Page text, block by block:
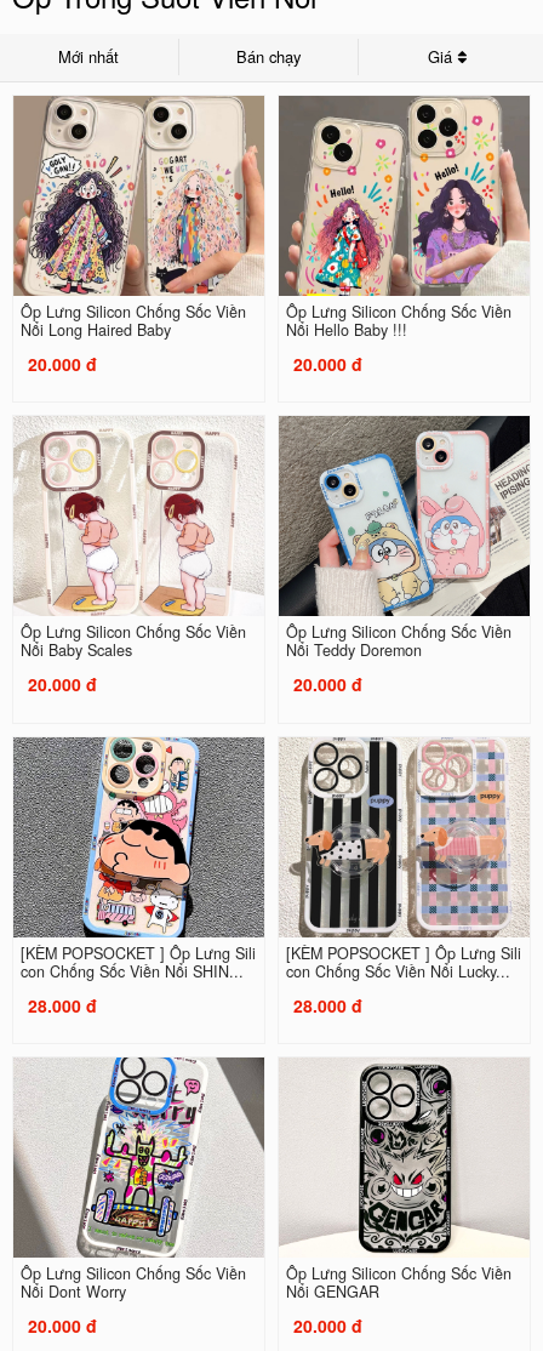
Mới nhất Bán chạy Giá
Ốp Lưng Silicon Chống Sốc Viền
Nổi Long Haired Baby
20.000 đ
Ốp Lưng Silicon Chống Sốc Viền
Nổi Hello Baby !!!
20.000 đ
Ốp Lưng Silicon Chống Sốc Viền
Nổi Baby Scales
20.000 đ
Ốp Lưng Silicon Chống Sốc Viền
Nổi Teddy Doremon
20.000 đ
[KÈM POPSOCKET ] Ốp Lưng Sili
con Chống Sốc Viền Nổi SHIN...
28.000 đ
[KÈM POPSOCKET ] Ốp Lưng Sili
con Chống Sốc Viền Nổi Lucky...
28.000 đ
Ốp Lưng Silicon Chống Sốc Viền
Nổi Dont Worry
20.000 đ
Ốp Lưng Silicon Chống Sốc Viền
Nổi GENGAR
20.000 đ